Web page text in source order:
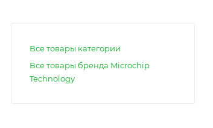
Все товары категории
Все товары бренда Microchip
Technology